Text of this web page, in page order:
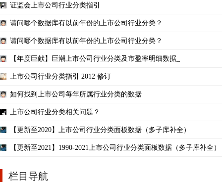
证监会上市公司行业分类指引
请问哪个数据库有以前年份的上市公司行业分类？
请问哪个数据库有以前年份的上市公司行业分类？
【年度巨献】巨潮上市公司行业分类及市盈率明细数据_
上市公司行业分类指引 2012 修订
如何找到上市公司每年所属行业分类的数据
上市公司行业分类相关问题？
【更新至2020】上市公司行业分类面板数据（多子库补全）
【更新至2021】1990-2021上市公司行业分类面板数据（多子库补全）
栏目导航